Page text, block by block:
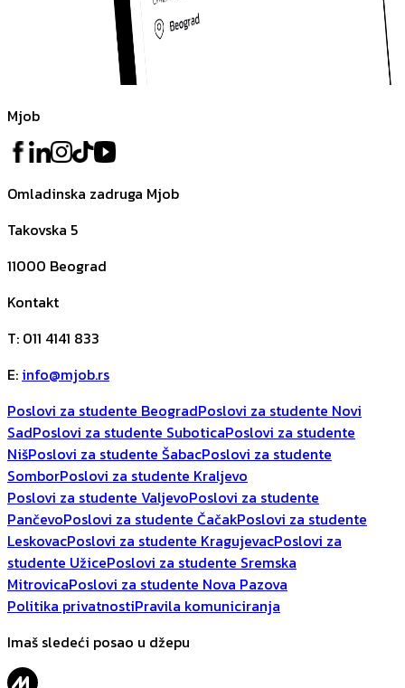
Mjob
Omladinska zadruga Mjob
Takovska 5
11000 Beograd
Kontakt
T: 011 4141 833
E: info@mjob.rs
Poslovi za studente BeogradPoslovi za studente Novi
SadPoslovi za studente SuboticaPoslovi za studente
NišPoslovi za studente ŠabacPoslovi za studente
SomborPoslovi za studente Kraljevo
Poslovi za studente ValjevoPoslovi za studente
PančevoPoslovi za studente ČačakPoslovi za studente
LeskovacPoslovi za studente KragujevacPoslovi za
studente UžicePoslovi za studente Sremska
MitrovicaPoslovi za studente Nova Pazova
Politika privatnostiPravila komuniciranja
Imaš sledeći posao u džepu